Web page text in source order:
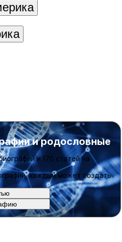
и родословные
и170 статейна
каждый может создать